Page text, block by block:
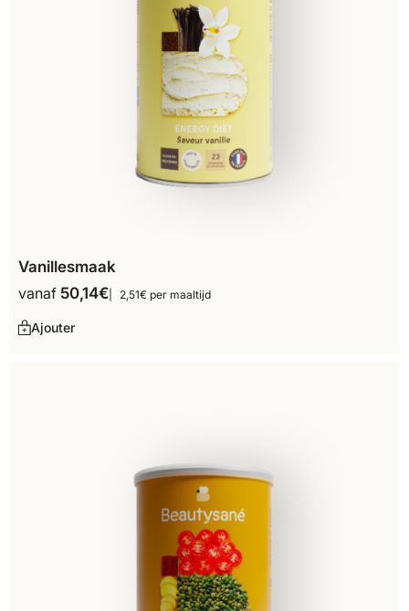
Vanillesmaak
vanaf 50,14€ 2,51€ per maaltijd
Ajouter